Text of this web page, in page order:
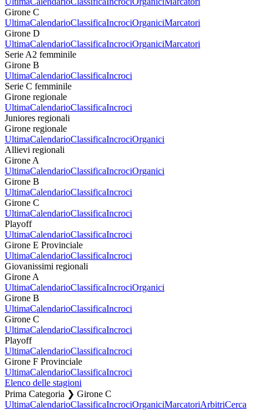
Girone C
UltimaCalendarioClassificaIncrociOrganiciMarcatori
Girone D
UltimaCalendarioClassificaIncrociOrganiciMarcatori
Serie A2 femminile
Girone B
UltimaCalendarioClassificaIncroci
Serie C femminile
Girone regionale
UltimaCalendarioClassificaIncroci
Juniores regionali
Girone regionale
UltimaCalendarioClassificaIncrociOrganici
Allievi regionali
Girone A
UltimaCalendarioClassificaIncrociOrganici
Girone B
UltimaCalendarioClassificaIncroci
Girone C
UltimaCalendarioClassificaIncroci
Playoff
UltimaCalendarioClassificaIncroci
Girone E Provinciale
UltimaCalendarioClassificaIncroci
Giovanissimi regionali
Girone A
UltimaCalendarioClassificaIncrociOrganici
Girone B
UltimaCalendarioClassificaIncroci
Girone C
UltimaCalendarioClassificaIncroci
Playoff
UltimaCalendarioClassificaIncroci
Girone F Provinciale
UltimaCalendarioClassificaIncroci
Elenco delle stagioni
Prima Categoria ❯ Girone C
UltimaCalendarioClassificaIncrociOrganiciMarcatoriArbitriCerca